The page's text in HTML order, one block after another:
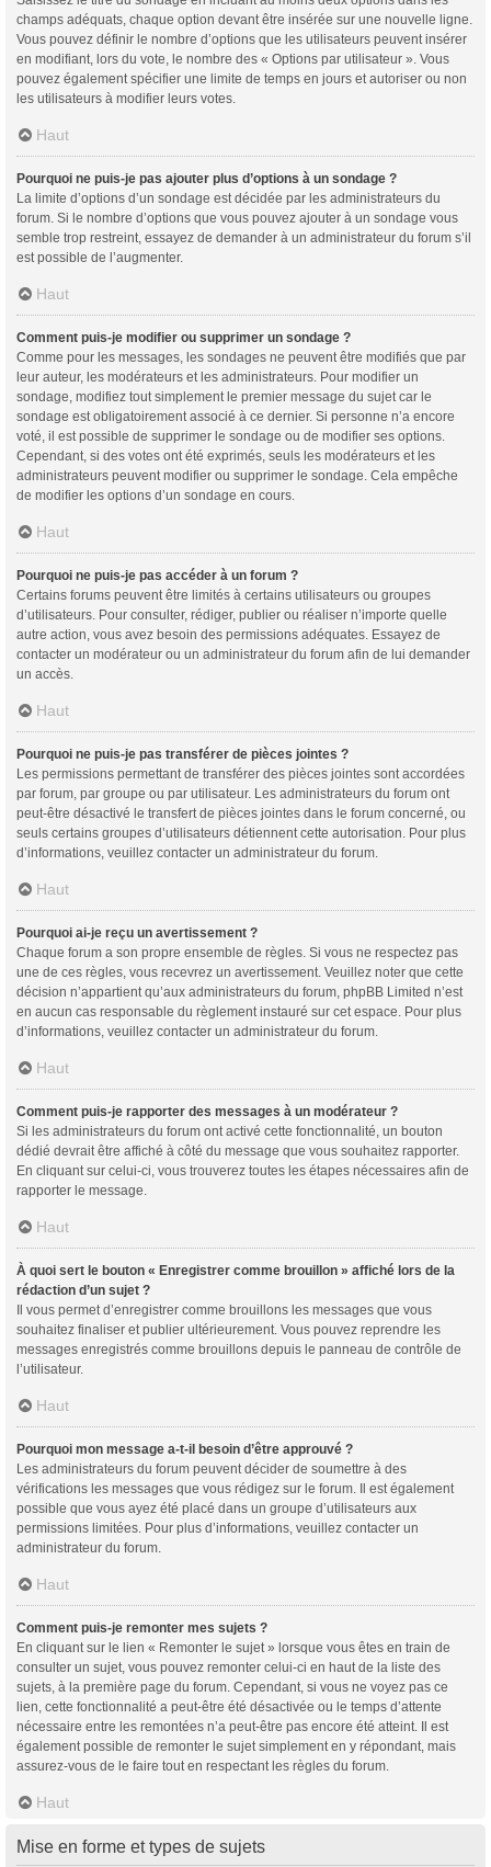
champs adéquats, chaque option devant être insérée sur une nouvelle ligne.
Vous pouvez définir le nombre d’options que les utilisateurs peuvent insérer
en modifiant, lors du vote, le nombre des « Options par utilisateur ». Vous
pouvez également spécifier une limite de temps en jours et autoriser ou non
les utilisateurs à modifier leurs votes.
Haut
Pourquoi ne puis-je pas ajouter plus d’options à un sondage ?
La limite d’options d’un sondage est décidée par les administrateurs du
forum. Si le nombre d’options que vous pouvez ajouter à un sondage vous
semble trop restreint, essayez de demander à un administrateur du forum s’il
est possible de l’augmenter.
Haut
Comment puis-je modifier ou supprimer un sondage ?
Comme pour les messages, les sondages ne peuvent être modifiés que par
leur auteur, les modérateurs et les administrateurs. Pour modifier un
sondage, modifiez tout simplement le premier message du sujet car le
sondage est obligatoirement associé à ce dernier. Si personne n’a encore
voté, il est possible de supprimer le sondage ou de modifier ses options.
Cependant, si des votes ont été exprimés, seuls les modérateurs et les
administrateurs peuvent modifier ou supprimer le sondage. Cela empêche
de modifier les options d’un sondage en cours.
Haut
Pourquoi ne puis-je pas accéder à un forum ?
Certains forums peuvent être limités à certains utilisateurs ou groupes
d’utilisateurs. Pour consulter, rédiger, publier ou réaliser n’importe quelle
autre action, vous avez besoin des permissions adéquates. Essayez de
contacter un modérateur ou un administrateur du forum afin de lui demander
un accès.
Haut
Pourquoi ne puis-je pas transférer de pièces jointes ?
Les permissions permettant de transférer des pièces jointes sont accordées
par forum, par groupe ou par utilisateur. Les administrateurs du forum ont
peut-être désactivé le transfert de pièces jointes dans le forum concerné, ou
seuls certains groupes d’utilisateurs détiennent cette autorisation. Pour plus
d’informations, veuillez contacter un administrateur du forum.
Haut
Pourquoi ai-je reçu un avertissement ?
Chaque forum a son propre ensemble de règles. Si vous ne respectez pas
une de ces règles, vous recevrez un avertissement. Veuillez noter que cette
décision n’appartient qu’aux administrateurs du forum, phpBB Limited n’est
en aucun cas responsable du règlement instauré sur cet espace. Pour plus
d’informations, veuillez contacter un administrateur du forum.
Haut
Comment puis-je rapporter des messages à un modérateur ?
Si les administrateurs du forum ont activé cette fonctionnalité, un bouton
dédié devrait être affiché à côté du message que vous souhaitez rapporter.
En cliquant sur celui-ci, vous trouverez toutes les étapes nécessaires afin de
rapporter le message.
Haut
À quoi sert le bouton « Enregistrer comme brouillon » affiché lors de la
rédaction d’un sujet ?
Il vous permet d’enregistrer comme brouillons les messages que vous
souhaitez finaliser et publier ultérieurement. Vous pouvez reprendre les
messages enregistrés comme brouillons depuis le panneau de contrôle de
l’utilisateur.
Haut
Pourquoi mon message a-t-il besoin d’être approuvé ?
Les administrateurs du forum peuvent décider de soumettre à des
vérifications les messages que vous rédigez sur le forum. Il est également
possible que vous ayez été placé dans un groupe d’utilisateurs aux
permissions limitées. Pour plus d’informations, veuillez contacter un
administrateur du forum.
Haut
Comment puis-je remonter mes sujets ?
En cliquant sur le lien « Remonter le sujet » lorsque vous êtes en train de
consulter un sujet, vous pouvez remonter celui-ci en haut de la liste des
sujets, à la première page du forum. Cependant, si vous ne voyez pas ce
lien, cette fonctionnalité a peut-être été désactivée ou le temps d’attente
nécessaire entre les remontées n’a peut-être pas encore été atteint. Il est
également possible de remonter le sujet simplement en y répondant, mais
assurez-vous de le faire tout en respectant les règles du forum.
Haut
Mise en forme et types de sujets